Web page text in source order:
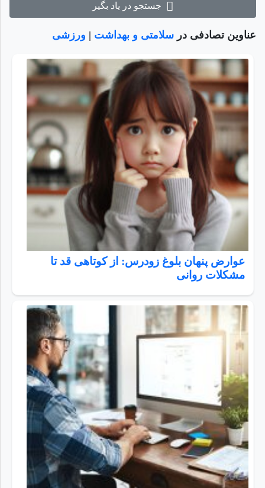
جستجو در یاد بگیر
عناوین تصادفی در سلامتی و بهداشت | ورزشی
عوارض پنهان بلوغ زودرس: از کوتاهی قد تا
مشکلات روانی